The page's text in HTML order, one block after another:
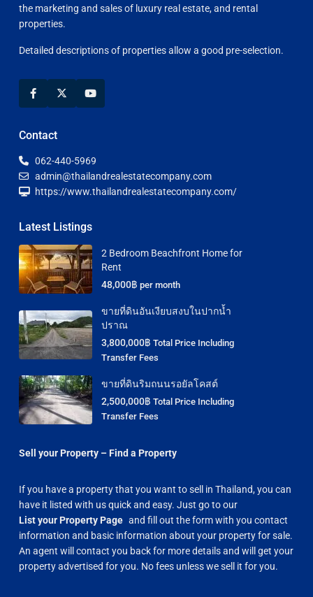
the marketing and sales of luxury real estate, and rental
properties.
Detailed descriptions of properties allow a good pre-selection.
Contact
062-440-5969
admin@thailandrealestatecompany.com
https://www.thailandrealestatecompany.com/
Latest Listings
2 Bedroom Beachfront Home for
Rent
48,000฿ per month
ขายที่ดินอันเงียบสงบในปากน้ำ
ปราณ
3,800,000฿ Total Price Including
Transfer Fees
ขายที่ดินริมถนนรอยัลโคสต์
2,500,000฿ Total Price Including
Transfer Fees
Sell your Property – Find a Property
If you have a property that you want to sell in Thailand, you can
have it listed with us quick and easy. Just go to our
List your Property Page and fill out the form with you contact
information and basic information about your property for sale.
An agent will contact you back for more details and will get your
property advertised for you. No fees unless we sell it for you.